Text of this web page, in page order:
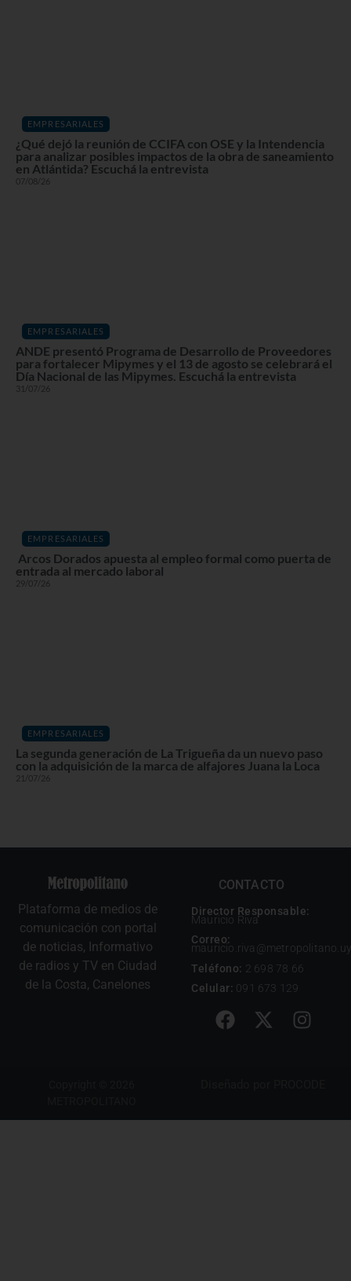
EMPRESARIALES
¿Qué dejó la reunión de CCIFA con OSE y la Intendencia
para analizar posibles impactos de la obra de saneamiento
en Atlántida? Escuchá la entrevista
07/08/26
EMPRESARIALES
ANDE presentó Programa de Desarrollo de Proveedores
para fortalecer Mipymes y el 13 de agosto se celebrará el
Día Nacional de las Mipymes. Escuchá la entrevista
31/07/26
EMPRESARIALES
Arcos Dorados apuesta al empleo formal como puerta de
entrada al mercado laboral
29/07/26
EMPRESARIALES
La segunda generación de La Trigueña da un nuevo paso
con la adquisición de la marca de alfajores Juana la Loca
21/07/26
Plataforma de medios de
comunicación con portal
de noticias, Informativo
de radios y TV en Ciudad
de la Costa, Canelones
CONTACTO
Director Responsable:
Mauricio Riva
Correo:
mauricio.riva@metropolitano.uy
Teléfono: 2 698 78 66
Celular: 091 673 129